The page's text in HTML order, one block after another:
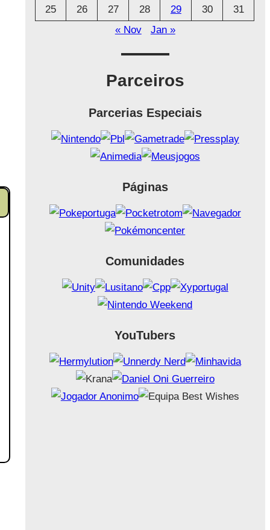
25
26 27 28 29 30
31
« Nov
Jan »
Parceiros
Parcerias Especiais
Páginas
Comunidades
YouTubers